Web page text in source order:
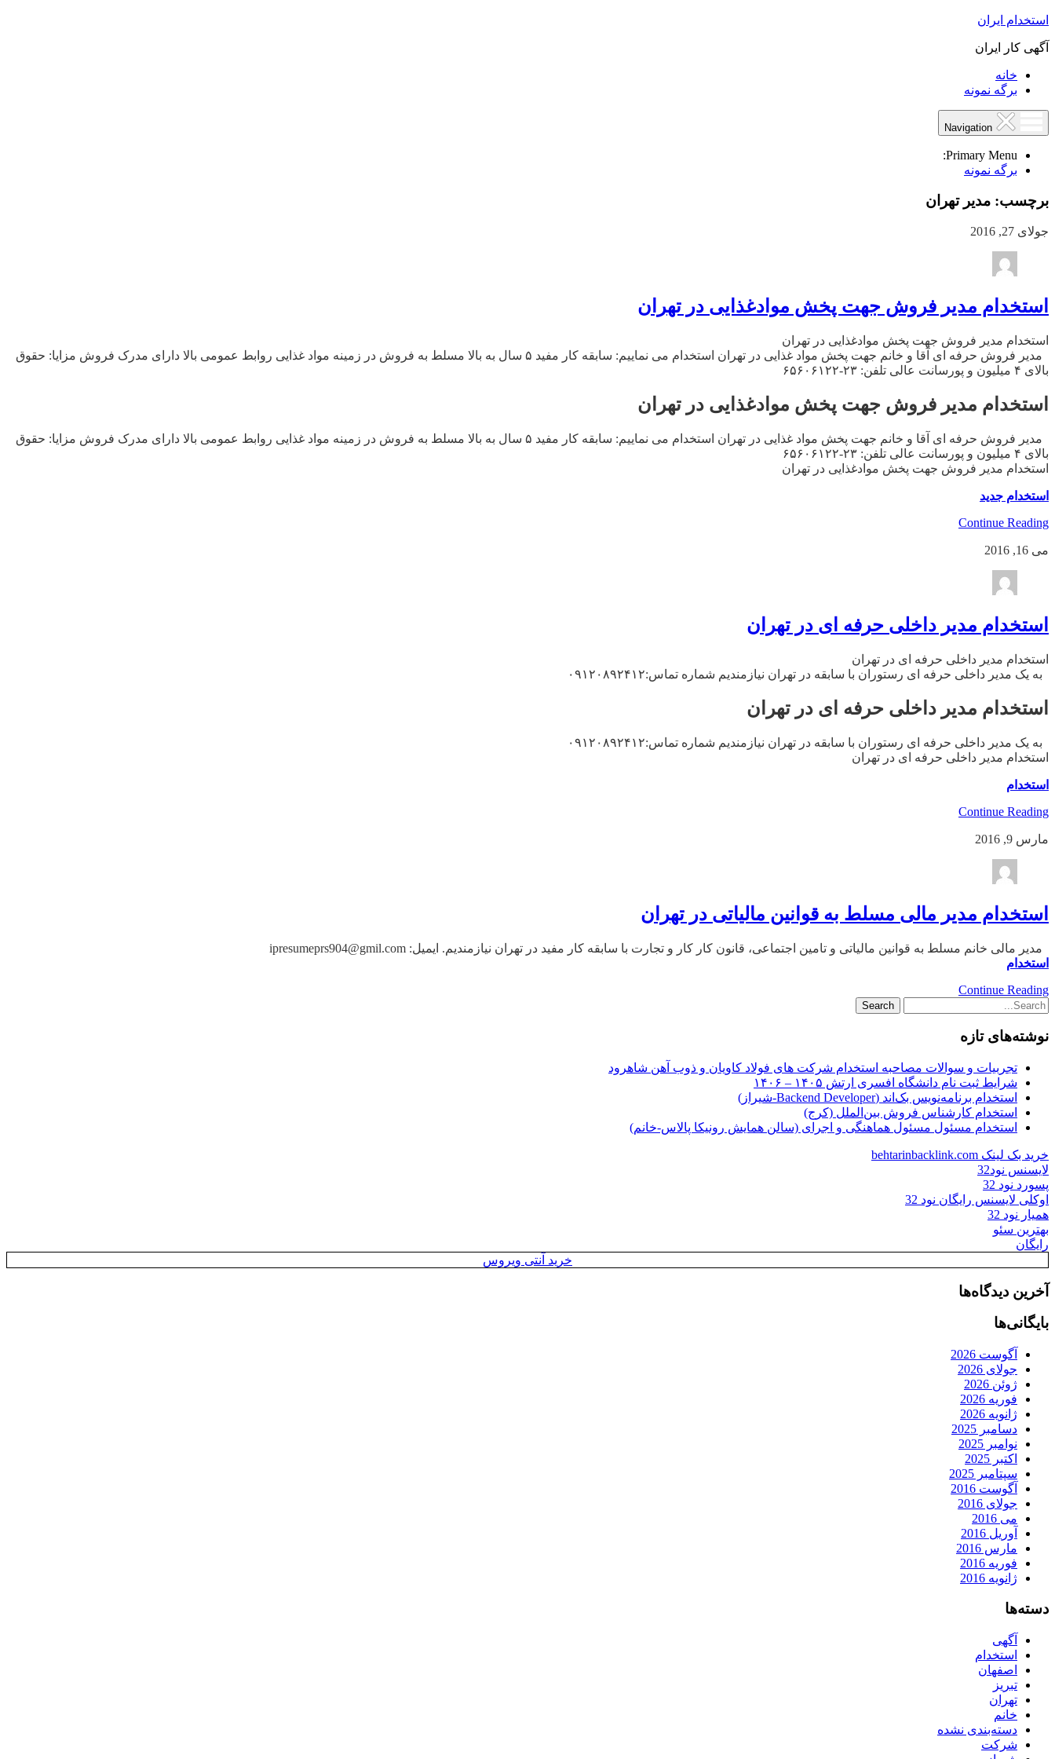
استخدام ایران
آگهی کار ایران
خانه
برگه نمونه
Primary Menu:
برگه نمونه
برچسب: مدیر تهران
جولای 27, 2016
استخدام مدیر فروش جهت پخش موادغذایی در تهران
استخدام مدیر فروش جهت پخش موادغذایی در تهران
مدیر فروش حرفه ای آقا و خانم جهت پخش مواد غذایی در تهران استخدام می نماییم: سابقه کار مفید ۵ سال به بالا مسلط به فروش در زمینه مواد غذایی روابط عمومی بالا دارای مدرک فروش مزایا: حقوق
بالای ۴ میلیون و پورسانت عالی تلفن: ۲۳-۶۵۶۰۶۱۲۲
استخدام مدیر فروش جهت پخش موادغذایی در تهران
مدیر فروش حرفه ای آقا و خانم جهت پخش مواد غذایی در تهران استخدام می نماییم: سابقه کار مفید ۵ سال به بالا مسلط به فروش در زمینه مواد غذایی روابط عمومی بالا دارای مدرک فروش مزایا: حقوق
بالای ۴ میلیون و پورسانت عالی تلفن: ۲۳-۶۵۶۰۶۱۲۲
استخدام مدیر فروش جهت پخش موادغذایی در تهران
استخدام جدید
Continue Reading
می 16, 2016
استخدام مدیر داخلی حرفه ای در تهران
استخدام مدیر داخلی حرفه ای در تهران
به یک مدیر داخلی حرفه ای رستوران با سابقه در تهران نیازمندیم شماره تماس:۰۹۱۲۰۸۹۲۴۱۲
استخدام مدیر داخلی حرفه ای در تهران
به یک مدیر داخلی حرفه ای رستوران با سابقه در تهران نیازمندیم شماره تماس:۰۹۱۲۰۸۹۲۴۱۲
استخدام مدیر داخلی حرفه ای در تهران
استخدام
Continue Reading
مارس 9, 2016
استخدام مدیر مالی مسلط به قوانین مالیاتی در تهران
مدیر مالی خانم مسلط به قوانین مالیاتی و تامین اجتماعی، قانون کار کار و تجارت با سابقه کار مفید در تهران نیازمندیم. ایمیل: ipresumeprs904@gmil.com
استخدام
Continue Reading
نوشته‌های تازه
تجربیات و سوالات مصاحبه استخدام شرکت های فولاد کاویان و ذوب آهن شاهرود
شرایط ثبت نام دانشگاه افسری ارتش ۱۴۰۵ – ۱۴۰۶
استخدام برنامه‌نویس بک‌اند (Backend Developer-شیراز)
استخدام کارشناس فروش بین‌الملل (کرج)
استخدام مسئول مسئول هماهنگی و اجرای (سالن همایش رونیکا پالاس-خانم)
خرید بک لینک behtarinbacklink.com
لایسنس نود32
پسورد نود 32
اوکلی لایسنس رایگان نود 32
همیار نود 32
بهترین سئو
رایگان
خرید آنتی ویروس
آخرین دیدگاه‌ها
بایگانی‌ها
آگوست 2026
جولای 2026
ژوئن 2026
فوریه 2026
ژانویه 2026
دسامبر 2025
نوامبر 2025
اکتبر 2025
سپتامبر 2025
آگوست 2016
جولای 2016
می 2016
آوریل 2016
مارس 2016
فوریه 2016
ژانویه 2016
دسته‌ها
آگهی
استخدام
اصفهان
تبریز
تهران
خانم
دسته‌بندی نشده
شرکت